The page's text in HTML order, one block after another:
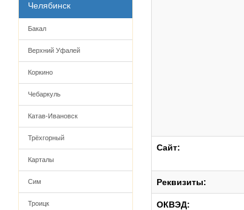
Челябинск
Бакал
Верхний Уфалей
Коркино
Чебаркуль
Катав-Ивановск
Трёхгорный
Карталы
Сим
Троицк
Сайт:
Реквизиты:
ОКВЭД: